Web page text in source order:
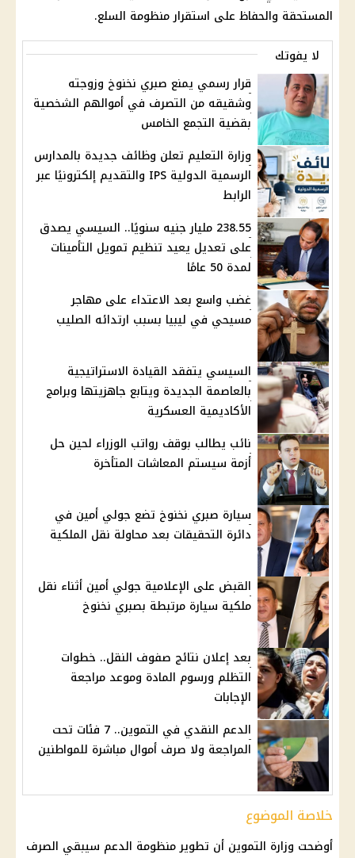
المستحقة والحفاظ على استقرار منظومة السلع.
لا يفوتك
قرار رسمي يمنع صبري نخنوخ وزوجته
وشقيقه من التصرف في أموالهم الشخصية
بقضية التجمع الخامس
وزارة التعليم تعلن وظائف جديدة بالمدارس
الرسمية الدولية IPS والتقديم إلكترونيًا عبر
الرابط
238.55 مليار جنيه سنويًا.. السيسي يصدق
على تعديل يعيد تنظيم تمويل التأمينات
لمدة 50 عامًا
غضب واسع بعد الاعتداء على مهاجر
مسيحي في ليبيا بسبب ارتدائه الصليب
السيسي يتفقد القيادة الاستراتيجية
بالعاصمة الجديدة ويتابع جاهزيتها وبرامج
الأكاديمية العسكرية
نائب يطالب بوقف رواتب الوزراء لحين حل
أزمة سيستم المعاشات المتأخرة
سيارة صبري نخنوخ تضع جولي أمين في
دائرة التحقيقات بعد محاولة نقل الملكية
القبض على الإعلامية جولي أمين أثناء نقل
ملكية سيارة مرتبطة بصبري نخنوخ
بعد إعلان نتائج صفوف النقل.. خطوات
التظلم ورسوم المادة وموعد مراجعة
الإجابات
الدعم النقدي في التموين.. 7 فئات تحت
المراجعة ولا صرف أموال مباشرة للمواطنين
خلاصة الموضوع
أوضحت وزارة التموين أن تطويرمنظومة الدعم سيبقي الصرف